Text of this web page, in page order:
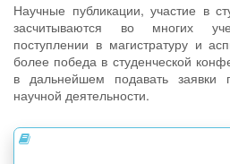
Научные публикации, участие в
засчитываются во многих
поступлении в магистратуру и
более победа в студенческой
в дальнейшем подавать заявки
научной деятельности.